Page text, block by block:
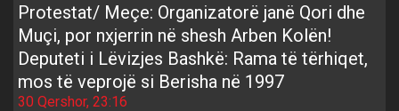
Protestat/ Meçe: Organizatorë janë Qori dhe
Muçi, por nxjerrin në shesh Arben Kolën!
Deputeti i Lëvizjes Bashkë: Rama të tërhiqet,
mos të veprojë si Berisha në 1997
30 Qershor, 23:16